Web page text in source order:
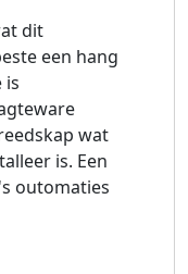
dit
een hang
is
wat
is. Een
outomaties